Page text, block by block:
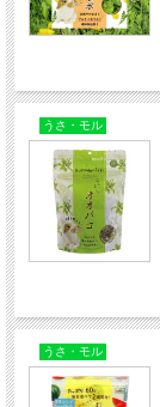
うさ・モル
うさ・モル